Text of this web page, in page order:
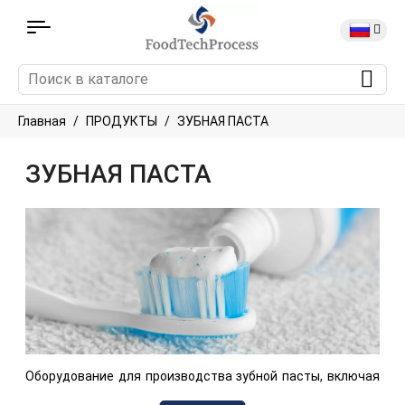
Главная ПРОДУКТЫ ЗУБНАЯ ПАСТА
ЗУБНАЯ ПАСТА
Оборудование для производства зубной пасты, включая